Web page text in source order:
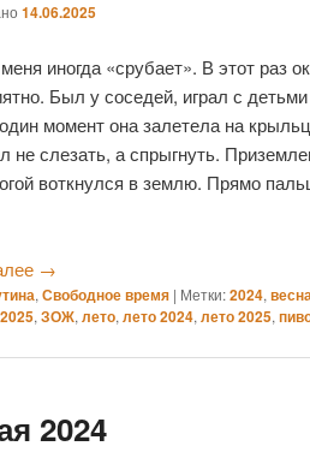
14.06.2025
иногда «срубает». В этот раз
Был у соседей, играл с
момент она залетела на
не слезать, а спрыгнуть.
воткнулся в землю. Прямо
→
, Свободное время | Метки:2024,
, ЗОЖ, лето, лето 2024, лето 2025,
2024